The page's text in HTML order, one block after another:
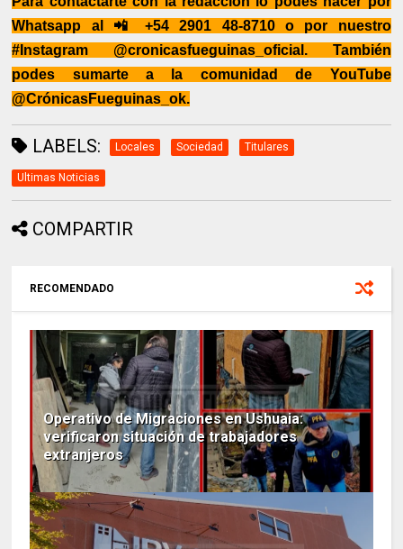
Whatsapp al 📲
+54 2901 48-8710 o por nuestro
#Instagram @cronicasfueguinas_oficial. También
podes sumarte a la comunidad de YouTube
@CrónicasFueguinas_ok.
LABELS: Locales Sociedad Titulares
Ultimas Noticias
COMPARTIR
RECOMENDADO
Operativo de Migraciones en Ushuaia:
verificaron situación de trabajadores
extranjeros